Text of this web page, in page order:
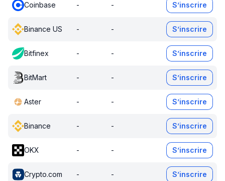
Coinbase - - S’inscrire
Binance US - - S’inscrire
Bitfinex - - S’inscrire
BitMart - - S’inscrire
Aster - - S’inscrire
Binance - - S’inscrire
OKX - - S’inscrire
Crypto.com - - S’inscrire